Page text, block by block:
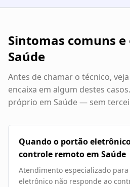
Sintomas comuns
Saúde
Antes de chamar o técnico,
encaixa em algum destes
próprio em Saúde— sem
Quando o portão
controle remoto em Saúde
Atendimento especializado
eletrônico não responde ao